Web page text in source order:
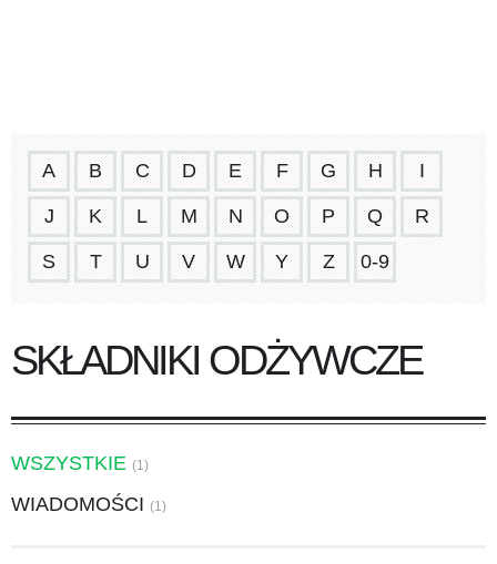
A B C D E F G H I
J K L M N O P Q R
S T U V W Y Z 0-9
SKŁADNIKI ODŻYWCZE
WSZYSTKIE (1)
WIADOMOŚCI (1)